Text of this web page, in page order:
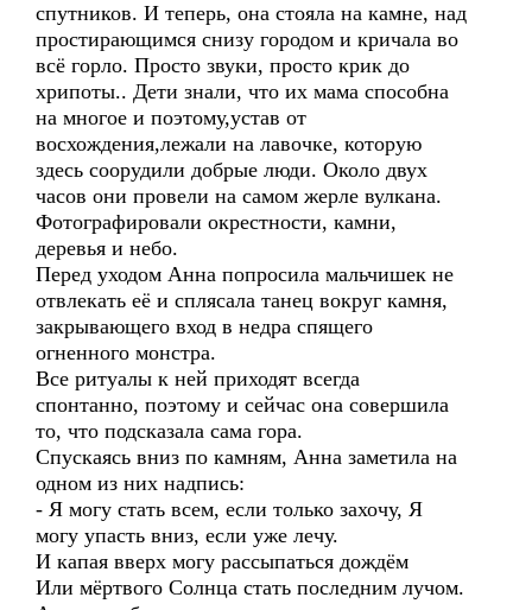
спутников. И теперь, она стояла на камне, над
простирающимся снизу городом и кричала во
всё горло. Просто звуки, просто крик до
хрипоты.. Дети знали, что их мама способна
на многое и поэтому,устав от
восхождения,лежали на лавочке, которую
здесь соорудили добрые люди. Около двух
часов они провели на самом жерле вулкана.
Фотографировали окрестности, камни,
деревья и небо.
Перед уходом Анна попросила мальчишек не
отвлекать её и сплясала танец вокруг камня,
закрывающего вход в недра спящего
огненного монстра.
Все ритуалы к ней приходят всегда
спонтанно, поэтому и сейчас она совершила
то, что подсказала сама гора.
Спускаясь вниз по камням, Анна заметила на
одном из них надпись:
- Я могу стать всем, если только захочу, Я
могу упасть вниз, если уже лечу.
И капая вверх могу рассыпаться дождём
Или мёртвого Солнца стать последним лучом.